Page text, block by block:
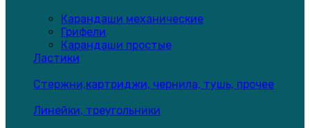
Карандаши механические
Грифели
Карандаши простые
Ластики
Стержни,картриджи, чернила, тушь, прочее
Линейки, треугольники